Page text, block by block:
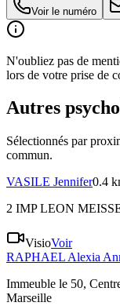
Voir le numéro
N'oubliez pas de
lors de votre prise de
Autres
Sélectionnés par
commun.
VASILE Jennifer0.4
2 IMP LEON
VisioVoir
RAPHAEL Alexia
Immeuble le 50,
Marseille